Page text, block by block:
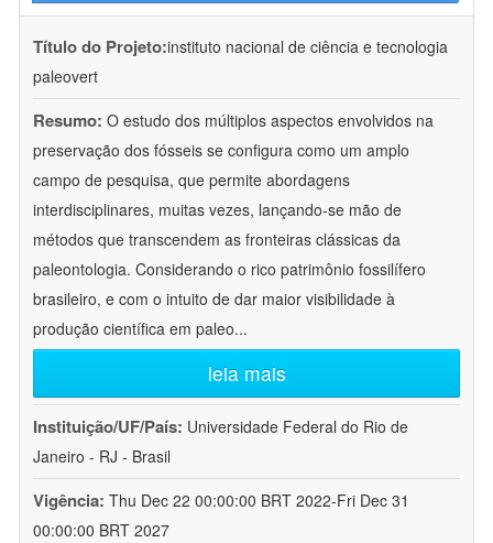
Título do Projeto:instituto nacional de ciência e tecnologia
paleovert
Resumo: O estudo dos múltiplos aspectos envolvidos na
preservação dos fósseis se configura como um amplo
campo de pesquisa, que permite abordagens
interdisciplinares, muitas vezes, lançando-se mão de
métodos que transcendem as fronteiras clássicas da
paleontologia. Considerando o rico patrimônio fossilífero
brasileiro, e com o intuito de dar maior visibilidade à
produção científica em paleo...
leia mais
Instituição/UF/País: Universidade Federal do Rio de
Janeiro - RJ - Brasil
Vigência: Thu Dec 22 00:00:00 BRT 2022-Fri Dec 31
00:00:00 BRT 2027